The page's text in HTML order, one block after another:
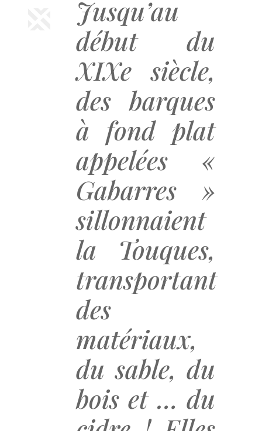
Jusqu’au
début du
XIXe siècle,
des barques
à fond plat
appelées «
Gabarres »
sillonnaient
la Touques,
transportant
des
matériaux,
du sable, du
bois et … du